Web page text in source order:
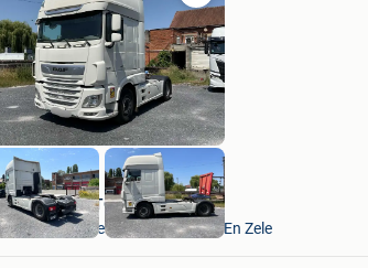
Bewaren
in
Mijn
Favorieten
VAVATO Auctions
Lokeren+Deel Overmere En Zele